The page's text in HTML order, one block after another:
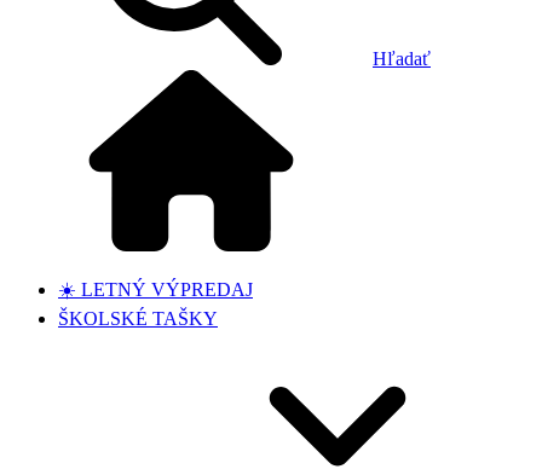
Hľadať
☀️ LETNÝ VÝPREDAJ
ŠKOLSKÉ TAŠKY